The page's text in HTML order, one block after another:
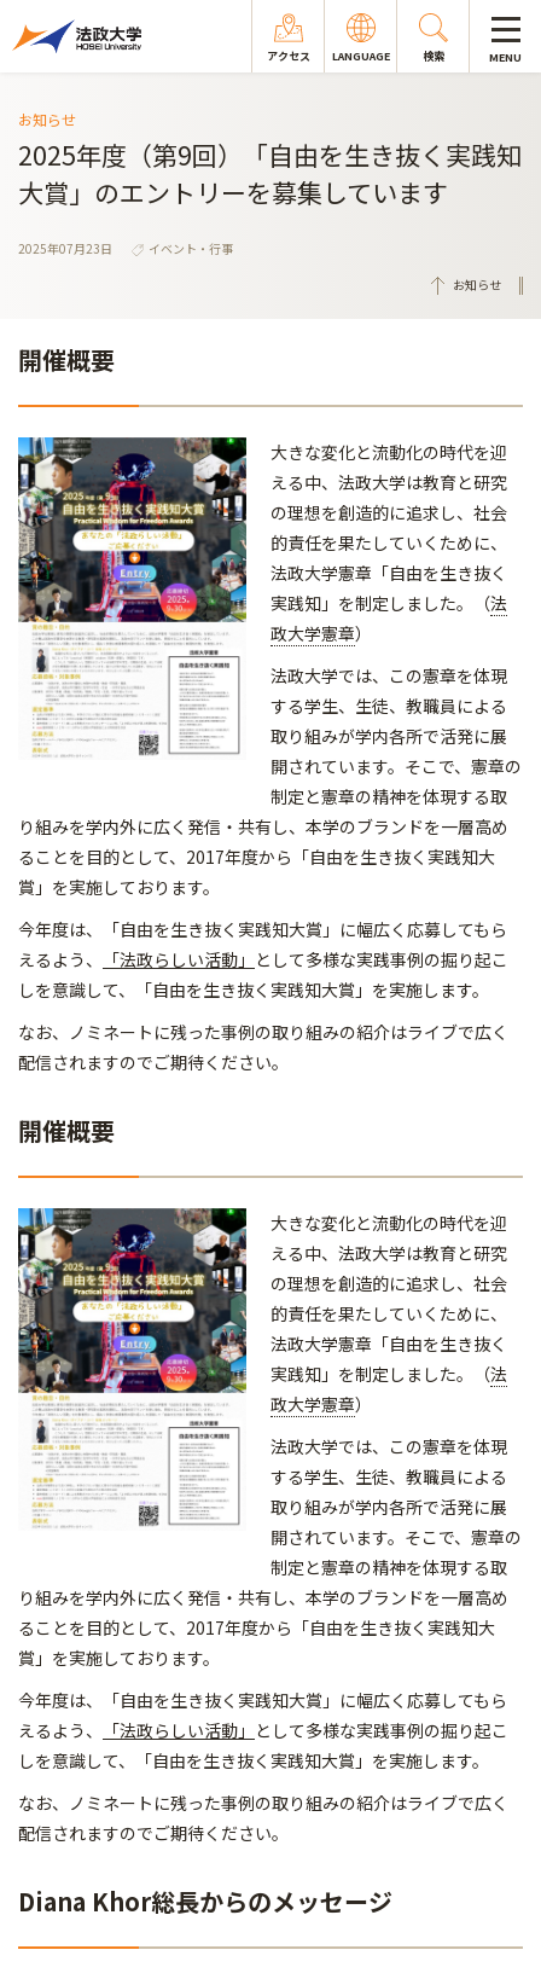
アクセス LANGUAGE 検索 MENU
お知らせ
2025年度（第9回）「自由を生き抜く実践知
大賞」のエントリーを募集しています
2025年07月23日
イベント・行事
お知らせ
開催概要
大きな変化と流動化の時代を迎
える中、法政大学は教育と研究
の理想を創造的に追求し、社会
的責任を果たしていくために、
法政大学憲章「自由を生き抜く
実践知」を制定しました。（法
政大学憲章）
法政大学では、この憲章を体現
する学生、生徒、教職員による
取り組みが学内各所で活発に展
開されています。そこで、憲章の
制定と憲章の精神を体現する取
り組みを学内外に広く発信・共有し、本学のブランドを一層高め
ることを目的として、2017年度から「自由を生き抜く実践知大
賞」を実施しております。
今年度は、「自由を生き抜く実践知大賞」に幅広く応募してもら
えるよう、
「法政らしい活動」 として多様な実践事例の掘り起こ
しを意識して、「自由を生き抜く実践知大賞」を実施します。
なお、ノミネートに残った事例の取り組みの紹介はライブで広く
配信されますのでご期待ください。
開催概要
大きな変化と流動化の時代を迎
える中、法政大学は教育と研究
の理想を創造的に追求し、社会
的責任を果たしていくために、
法政大学憲章「自由を生き抜く
実践知」を制定しました。（法
政大学憲章）
法政大学では、この憲章を体現
する学生、生徒、教職員による
取り組みが学内各所で活発に展
開されています。そこで、憲章の
制定と憲章の精神を体現する取
り組みを学内外に広く発信・共有し、本学のブランドを一層高め
ることを目的として、2017年度から「自由を生き抜く実践知大
賞」を実施しております。
今年度は、「自由を生き抜く実践知大賞」に幅広く応募してもら
えるよう、
「法政らしい活動」 として多様な実践事例の掘り起こ
しを意識して、「自由を生き抜く実践知大賞」を実施します。
なお、ノミネートに残った事例の取り組みの紹介はライブで広く
配信されますのでご期待ください。
Diana Khor総長からのメッセージ